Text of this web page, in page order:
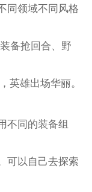
同领域不同风格
备抢回合、野
英雄出场华丽。
不同的装备组
可以自己去探索